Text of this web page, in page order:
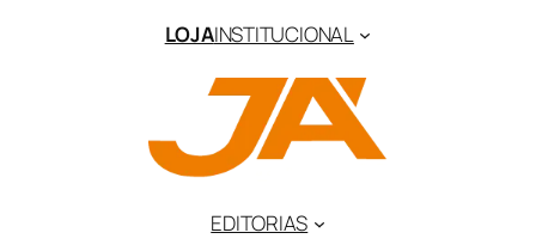
LOJAINSTITUCIONAL
EDITORIAS